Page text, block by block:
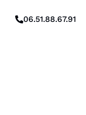
06.51.88.67.91